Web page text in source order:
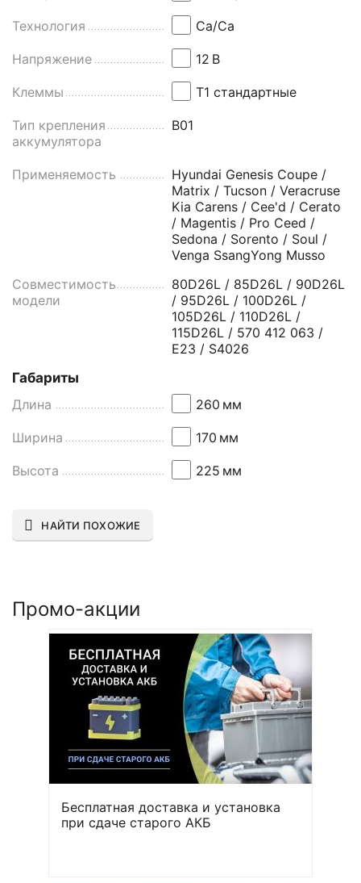
Технология Ca/Ca
Напряжение 12 В
Клеммы Т1 стандартные
Тип крепления
аккумулятора
B01
Применяемость
Hyundai Genesis Coupe /
Matrix / Tucson / Veracruse
Kia Carens / Cee'd / Cerato
/ Magentis / Pro Ceed /
Sedona / Sorento / Soul /
Venga SsangYong Musso
Совместимость
модели
80D26L / 85D26L / 90D26L
/ 95D26L / 100D26L /
105D26L / 110D26L /
115D26L / 570 412 063 /
E23 / S4026
Габариты
Длина
260 мм
Ширина 170 мм
Высота 225 мм
НАЙТИ ПОХОЖИЕ
Промо-акции
Бесплатная доставка и установка
при сдаче старого АКБ